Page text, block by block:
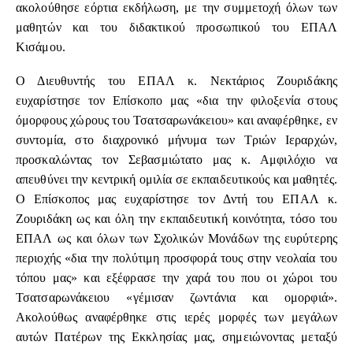
ακολούθησε εόρτια εκδήλωση, με την συμμετοχή όλων των
μαθητών και του διδακτικού προσωπικού του ΕΠΑΛ
Κισάμου.
Ο Διευθυντής του ΕΠΑΛ κ. Νεκτάριος Ζουριδάκης
ευχαρίστησε τον Επίσκοπο μας «δια την φιλοξενία στους
όμορφους χώρους του Τσατσαρωνάκειου» και αναφέρθηκε, εν
συντομία, στο διαχρονικό μήνυμα των Τριών Ιεραρχών,
προσκαλώντας τον Σεβασμιώτατο μας κ. Αμφιλόχιο να
απευθύνει την κεντρική ομιλία σε εκπαιδευτικούς και μαθητές.
Ο Επίσκοπος μας ευχαρίστησε τον Δντή του ΕΠΑΛ κ.
Ζουριδάκη ως και όλη την εκπαιδευτική κοινότητα, τόσο του
ΕΠΑΛ ως και όλων των Σχολικών Μονάδων της ευρύτερης
περιοχής «δια την πολύτιμη προσφορά τους στην νεολαία του
τόπου μας» και εξέφρασε την χαρά του που οι χώροι του
Τσατσαρωνάκειου «γέμισαν ζωντάνια και ομορφιά».
Ακολούθως αναφέρθηκε στις ιερές μορφές των μεγάλων
αυτών Πατέρων της Εκκλησίας μας, σημειώνοντας μεταξύ